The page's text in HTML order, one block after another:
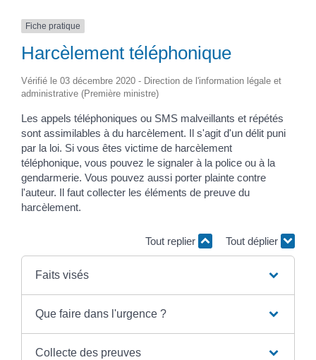
Fiche pratique
Harcèlement téléphonique
Vérifié le 03 décembre 2020 - Direction de l'information légale et
administrative (Première ministre)
Les appels téléphoniques ou SMS malveillants et répétés
sont assimilables à du harcèlement. Il s'agit d'un délit puni
par la loi. Si vous êtes victime de harcèlement
téléphonique, vous pouvez le signaler à la police ou à la
gendarmerie. Vous pouvez aussi porter plainte contre
l'auteur. Il faut collecter les éléments de preuve du
harcèlement.
Tout replier Tout déplier
Faits visés
Que faire dans l'urgence ?
Collecte des preuves